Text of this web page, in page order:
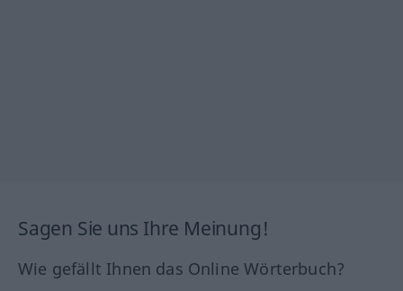
Sagen Sie uns Ihre Meinung!
Wie gefällt Ihnen das Online Wörterbuch?